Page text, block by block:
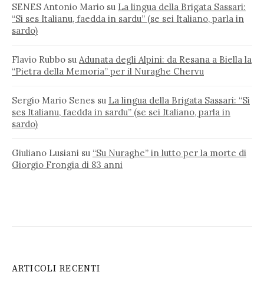
SENES Antonio Mario su La lingua della Brigata Sassari:
“Si ses Italianu, faedda in sardu” (se sei Italiano, parla in
sardo)
Flavio Rubbo su Adunata degli Alpini: da Resana a Biella la
“Pietra della Memoria” per il Nuraghe Chervu
Sergio Mario Senes su La lingua della Brigata Sassari: “Si
ses Italianu, faedda in sardu” (se sei Italiano, parla in
sardo)
Giuliano Lusiani su “Su Nuraghe” in lutto per la morte di
Giorgio Frongia di 83 anni
ARTICOLI RECENTI